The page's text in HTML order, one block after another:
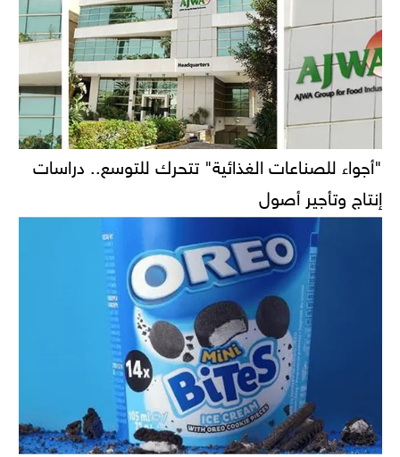
"أجواء للصناعات الغذائية" تتحرك للتوسع.. دراسات
إنتاج وتأجير أصول